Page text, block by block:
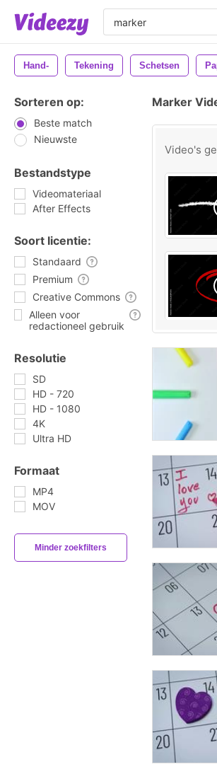
Hand- Tekening Schetsen
Sorteren op:
Beste match
Nieuwste
Bestandstype
Videomateriaal
After Effects
Soort licentie:
Standaard
Premium
Creative Commons
Alleen voor
redactioneel gebruik
Resolutie
SD
HD - 720
HD - 1080
4K
Ultra HD
Formaat
MP4
MOV
Minder zoekfilters
Marker
Video's